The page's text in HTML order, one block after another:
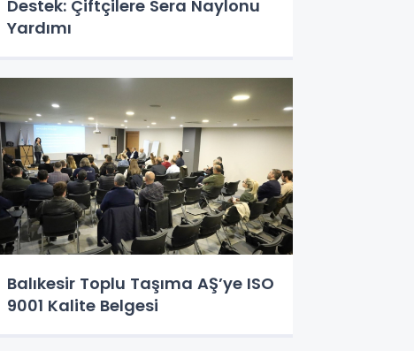
Destek: Çiftçilere Sera Naylonu
Yardımı
Balıkesir Toplu Taşıma AŞ’ye ISO
9001 Kalite Belgesi